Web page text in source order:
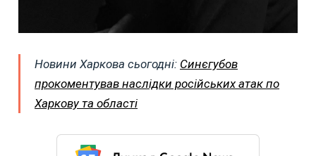
Новини Харкова сьогодні: Синєгубов
прокоментував наслідки російських атак по
Харкову та області